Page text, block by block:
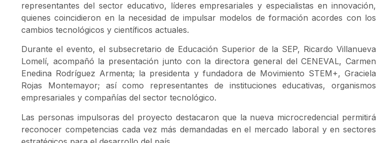
representantes del sector educativo, líderes empresariales y especialistas en innovación,
quienes coincidieron en la necesidad de impulsar modelos de formación acordes con los
cambios tecnológicos y científicos actuales.
Durante el evento, el subsecretario de Educación Superior de la SEP, Ricardo Villanueva
Lomelí, acompañó la presentación junto con la directora general del CENEVAL, Carmen
Enedina Rodríguez Armenta; la presidenta y fundadora de Movimiento STEM+, Graciela
Rojas Montemayor; así como representantes de instituciones educativas, organismos
empresariales y compañías del sector tecnológico.
Las personas impulsoras del proyecto destacaron que la nueva microcredencial permitirá
reconocer competencias cada vez más demandadas en el mercado laboral y en sectores